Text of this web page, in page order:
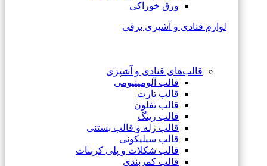
ورق خوراکی
لوازم قنادی و آشپزی برقی
قالب‌های قنادی و آشپزی
قالب آلومینیومی
قالب تارت
قالب تفلون
قالب رینگ
قالب ژله و قالب بستنی
قالب سیلیکونی
قالب شکلات و پلی کربنات
قالب کمربندی